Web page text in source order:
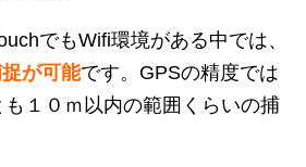
でもWifi環境がある中では、
が可能です。GPSの精度では
１０ｍ以内の範囲くらいの捕